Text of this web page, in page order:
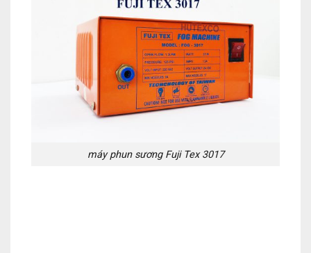
máy phun sương Fuji Tex 3017